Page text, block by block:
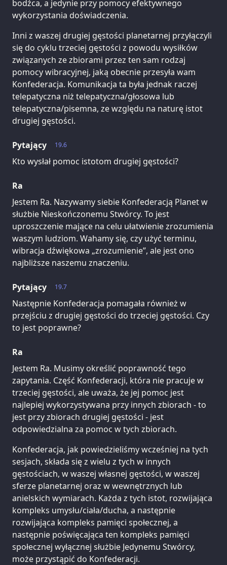
bodźca, a jedynie przy pomocy efektywnego
wykorzystania doświadczenia.
Inni z waszej drugiej gęstości planetarnej przyłączyli
się do cyklu trzeciej gęstości z powodu wysiłków
związanych ze zbiorami przez ten sam rodzaj
pomocy wibracyjnej, jaką obecnie przesyła wam
Konfederacja. Komunikacja ta była jednak raczej
telepatyczna niż telepatyczna/głosowa lub
telepatyczna/pisemna, ze względu na naturę istot
drugiej gęstości.
19.6
Pytający
Kto wysłał pomoc istotom drugiej gęstości?
Ra
Jestem Ra. Nazywamy siebie Konfederacją Planet w
służbie Nieskończonemu Stwórcy. To jest
uproszczenie mające na celu ułatwienie zrozumienia
waszym ludziom. Wahamy się, czy użyć terminu,
wibracja dźwiękowa „zrozumienie”, ale jest ono
najbliższe naszemu znaczeniu.
19.7
Pytający
Następnie Konfederacja pomagała również w
przejściu z drugiej gęstości do trzeciej gęstości. Czy
to jest poprawne?
Ra
Jestem Ra. Musimy określić poprawność tego
zapytania. Część Konfederacji, która nie pracuje w
trzeciej gęstości, ale uważa, że jej pomoc jest
najlepiej wykorzystywana przy innych zbiorach - to
jest przy zbiorach drugiej gęstości - jest
odpowiedzialna za pomoc w tych zbiorach.
Konfederacja, jak powiedzieliśmy wcześniej na tych
sesjach, składa się z wielu z tych w innych
gęstościach, w waszej własnej gęstości, w waszej
sferze planetarnej oraz w wewnętrznych lub
anielskich wymiarach. Każda z tych istot, rozwijająca
kompleks umysłu/ciała/ducha, a następnie
rozwijająca kompleks pamięci społecznej, a
następnie poświęcająca ten kompleks pamięci
społecznej wyłącznej służbie Jedynemu Stwórcy,
może przystąpić do Konfederacji.